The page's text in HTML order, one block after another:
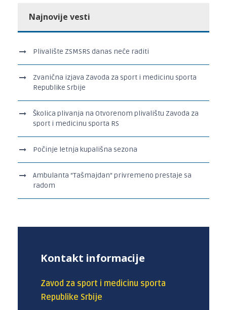
Najnovije vesti
Plivalište ZSMSRS danas neće raditi
Zvanična izjava Zavoda za sport i medicinu sporta
Republike Srbije
Školica plivanja na Otvorenom plivalištu Zavoda za
sport i medicinu sporta RS
Počinje letnja kupališna sezona
Ambulanta “Tašmajdan“ privremeno prestaje sa
radom
Kontakt informacije
Zavod za sport i medicinu sporta
Republike Srbije